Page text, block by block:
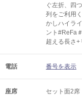
ぐ左折、四
列をご利用
かしハイラ
ント#ReFa
超える長さ
電話 番号を表示
座席 セット面2席